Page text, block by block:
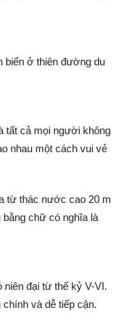
biển ở thiên đường du
tất cả mọi người không
nhau một cách vui vẻ
từ thác nước cao 20 m
bằng chữ có nghĩa là
đại từ thế kỷ V-VI.
và dễ tiếp cận.